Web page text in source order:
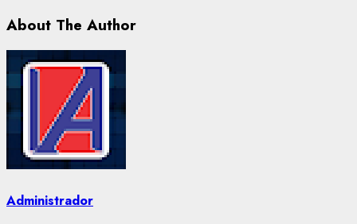
About The Author
Administrador